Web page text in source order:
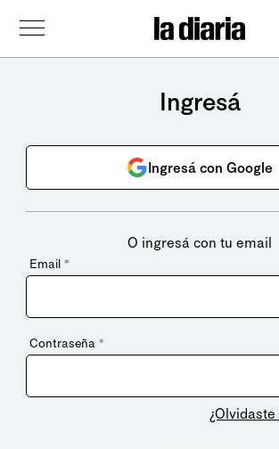
Ingresá
Ingresá con Google
O ingresá con tu email
Email *
Contraseña *